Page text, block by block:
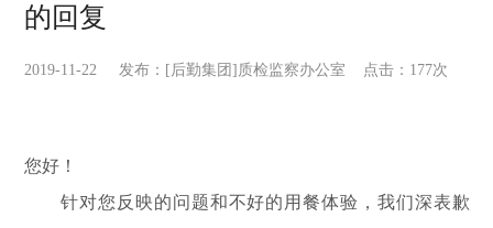
的回复
2019-11-22 发布：[后勤集团]质检监察办公室 点击： 177次
您好！
针对您反映的问题和不好的用餐体验，我们深表歉